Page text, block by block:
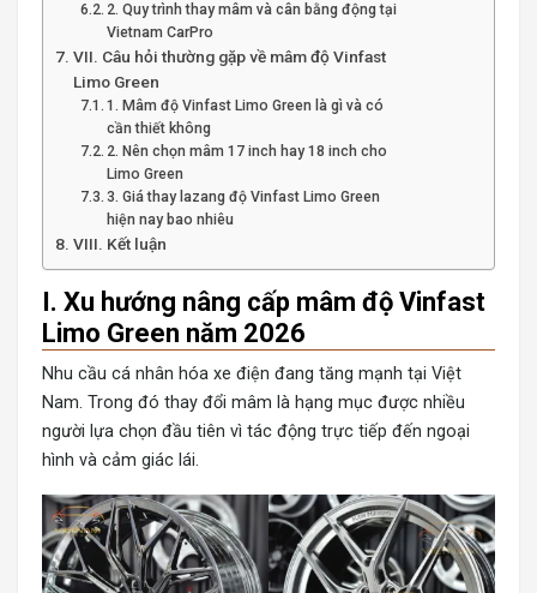
2. Quy trình thay mâm và cân bằng động tại
Vietnam CarPro
VII. Câu hỏi thường gặp về mâm độ Vinfast
Limo Green
1. Mâm độ Vinfast Limo Green là gì và có
cần thiết không
2. Nên chọn mâm 17 inch hay 18 inch cho
Limo Green
3. Giá thay lazang độ Vinfast Limo Green
hiện nay bao nhiêu
VIII. Kết luận
I. Xu hướng nâng cấp mâm độ Vinfast
Limo Green năm 2026
Nhu cầu cá nhân hóa xe điện đang tăng mạnh tại Việt
Nam. Trong đó thay đổi mâm là hạng mục được nhiều
người lựa chọn đầu tiên vì tác động trực tiếp đến ngoại
hình và cảm giác lái.